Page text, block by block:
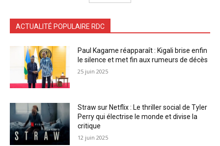
ACTUALITÉ POPULAIRE RDC
Paul Kagame réapparaît : Kigali brise enfin
le silence et met fin aux rumeurs de décès
25 juin 2025
Straw sur Netflix : Le thriller social de Tyler
Perry qui électrise le monde et divise la
critique
12 juin 2025